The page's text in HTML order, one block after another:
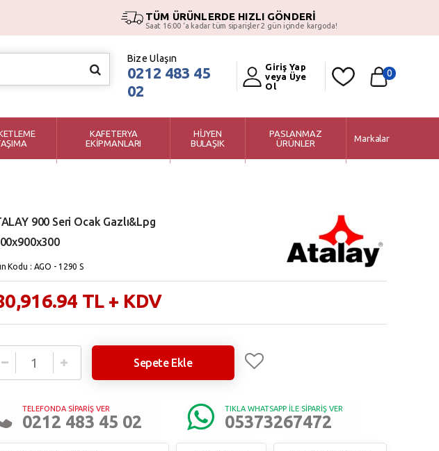
TÜM ÜRÜNLERDE HIZLI GÖNDERİ
Saat 16:00 ‘a kadar tüm siparişler 2 gün içinde kargoda!
Bize Ulaşın
0212 483 45
02
Giriş Yap
veya Üye
Ol
0
KAFETERYA
EKİPMANLARI
HİJYEN
BULAŞIK
PASLANMAZ
ÜRÜNLER
Markalar
900 Seri Ocak Gazlı&Lpg
Kodu : AGO - 1290 S
TL + KDV
TELEFONDA SİPARİŞ VER
0212 483 45 02
TIKLA WHATSAPP İLE SİPARİŞ VER
05373267472
Sepete Ekle